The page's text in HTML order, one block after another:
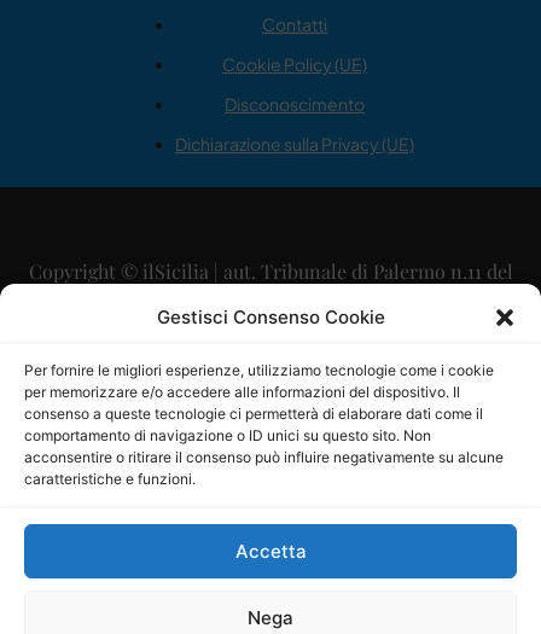
Gestisci Consenso Cookie
Per fornire le migliori esperienze, utilizziamo tecnologie come i cookie
per memorizzare e/o accedere alle informazioni del dispositivo. Il
consenso a queste tecnologie ci permetterà di elaborare dati come il
comportamento di navigazione o ID unici su questo sito. Non
acconsentire o ritirare il consenso può influire negativamente su alcune
caratteristiche e funzioni.
Accetta
Nega
Contatti
Cookie Policy (UE)
Disconoscimento
Dichiarazione sulla Privacy (UE)
Copyright © ilSicilia | aut. Tribunale di Palermo n.11 del
29/09/2015
Direttore Editoriale: Maurizio Scaglione
Direttore Responsabile: Maria Calabrese
P.IVA: 06334930820
Mercurio Comunicazione Società Cooperativa a r.l. è
iscritta al Registro degli Operatori di Comunicazione al